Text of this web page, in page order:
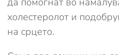
холестеролот и
на срцето.